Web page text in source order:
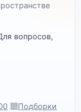
вопросов,
Подборки